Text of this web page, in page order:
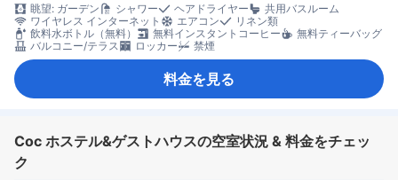
眺望: ガーデン
シャワー ヘアドライヤー
共用バスルーム
ワイヤレス インターネット
エアコン
リネン類
飲料水ボトル（無料）
無料インスタントコーヒー
無料ティーバッグ
バルコニー/テラス
ロッカー 禁煙
料金を見る
Coc ホステル&ゲストハウスの空室状況 & 料金をチェッ
ク